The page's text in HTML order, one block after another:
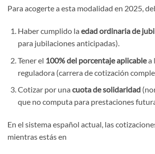
Para acogerte a esta modalidad en 2025,
Haber cumplido la edad ordinaria de
para jubilaciones anticipadas).
Tener el 100% del porcentaje aplicablea
reguladora (carrera de cotización
Cotizar por una cuota de solidaridad
que no computa para prestaciones
En el sistema español actual, las
mientras estás en